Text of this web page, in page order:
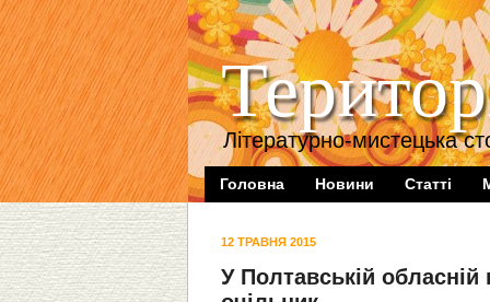
Літературно-мистецька
Головна Новини Статті
12 ТРАВНЯ 2015
У Полтавській обласній